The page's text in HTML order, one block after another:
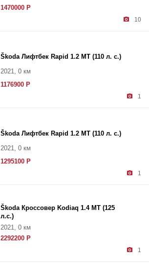
10
1470000 Р
1
Škoda Лифтбек Rapid 1.2 MT (110 л. с.)
2021, 0 км
1176900 Р
1
Škoda Лифтбек Rapid 1.2 MT (110 л. с.)
2021, 0 км
1295100 Р
1
Škoda Кроссовер Kodiaq 1.4 MT (125
л.с.)
2021, 0 км
2292200 Р